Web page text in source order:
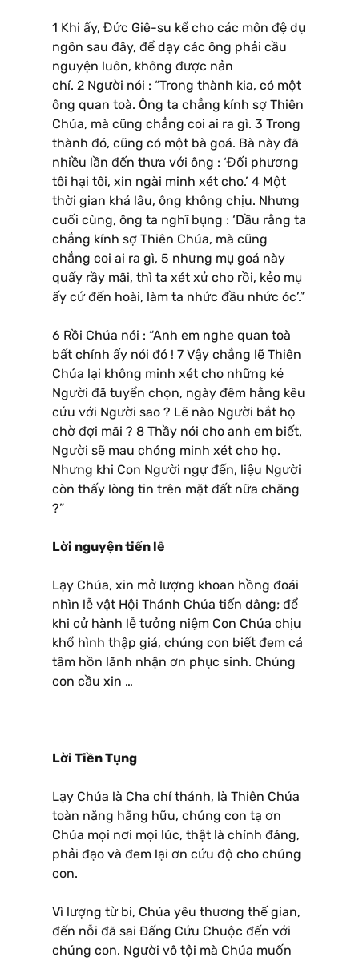
1 Khi ấy, Đức Giê-su kể cho các môn đệ dụ
ngôn sau đây, để dạy các ông phải cầu
nguyện luôn, không được nản
chí. 2 Người nói : “Trong thành kia, có một
ông quan toà. Ông ta chẳng kính sợ Thiên
Chúa, mà cũng chẳng coi ai ra gì. 3 Trong
thành đó, cũng có một bà goá. Bà này đã
nhiều lần đến thưa với ông : ‘Đối phương
tôi hại tôi, xin ngài minh xét cho.’ 4 Một
thời gian khá lâu, ông không chịu. Nhưng
cuối cùng, ông ta nghĩ bụng : ‘Dầu rằng ta
chẳng kính sợ Thiên Chúa, mà cũng
chẳng coi ai ra gì, 5 nhưng mụ goá này
quấy rầy mãi, thì ta xét xử cho rồi, kẻo mụ
ấy cứ đến hoài, làm ta nhức đầu nhức óc’.”
6 Rồi Chúa nói : “Anh em nghe quan toà
bất chính ấy nói đó ! 7 Vậy chẳng lẽ Thiên
Chúa lại không minh xét cho những kẻ
Người đã tuyển chọn, ngày đêm hằng kêu
cứu với Người sao ? Lẽ nào Người bắt họ
chờ đợi mãi ? 8 Thầy nói cho anh em biết,
Người sẽ mau chóng minh xét cho họ.
Nhưng khi Con Người ngự đến, liệu Người
còn thấy lòng tin trên mặt đất nữa chăng
?”
Lời nguyện tiến lễ
Lạy Chúa, xin mở lượng khoan hồng đoái
nhìn lễ vật Hội Thánh Chúa tiến dâng; để
khi cử hành lễ tưởng niệm Con Chúa chịu
khổ hình thập giá, chúng con biết đem cả
tâm hồn lãnh nhận ơn phục sinh. Chúng
con cầu xin …
Lời Tiền Tụng
Lạy Chúa là Cha chí thánh, là Thiên Chúa
toàn năng hằng hữu, chúng con tạ ơn
Chúa mọi nơi mọi lúc, thật là chính đáng,
phải đạo và đem lại ơn cứu độ cho chúng
con.
Vì lượng từ bi, Chúa yêu thương thế gian,
đến nỗi đã sai Ðấng Cứu Chuộc đến với
chúng con. Người vô tội mà Chúa muốn